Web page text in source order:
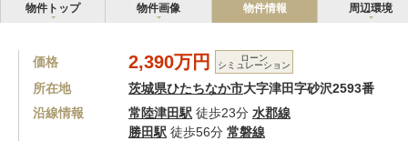
物件トップ 物件画像 物件情報 周辺環境
価格 2,390万円 ローン
シミュレーション
所在地 茨城県ひたちなか市大字津田字砂沢2593番
沿線情報
常陸津田駅 徒歩23分 水郡線
勝田駅 徒歩56分 常磐線